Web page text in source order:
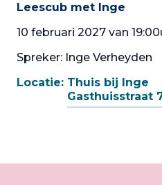
Leescub met Inge
10 februari 2027 van
Spreker: Inge Verheyden
Locatie: Thuis bij Inge
Gasthuisstraat